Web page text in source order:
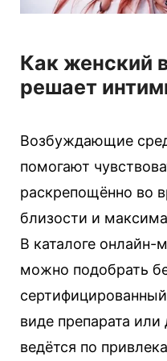
Как женский
решает
Возбуждающие
помогают
раскрепощённо во
близости и
В каталоге онлайн-
можно подобрать
виде препарата
ведётся по